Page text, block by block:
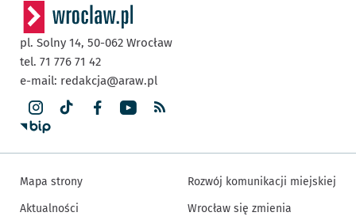
pl. Solny 14, 50-062 Wrocław
tel. 71 776 71 42
e-mail: redakcja@araw.pl
Mapa strony
Aktualności
Rozwój komunikacji miejskiej
Wrocław się zmienia